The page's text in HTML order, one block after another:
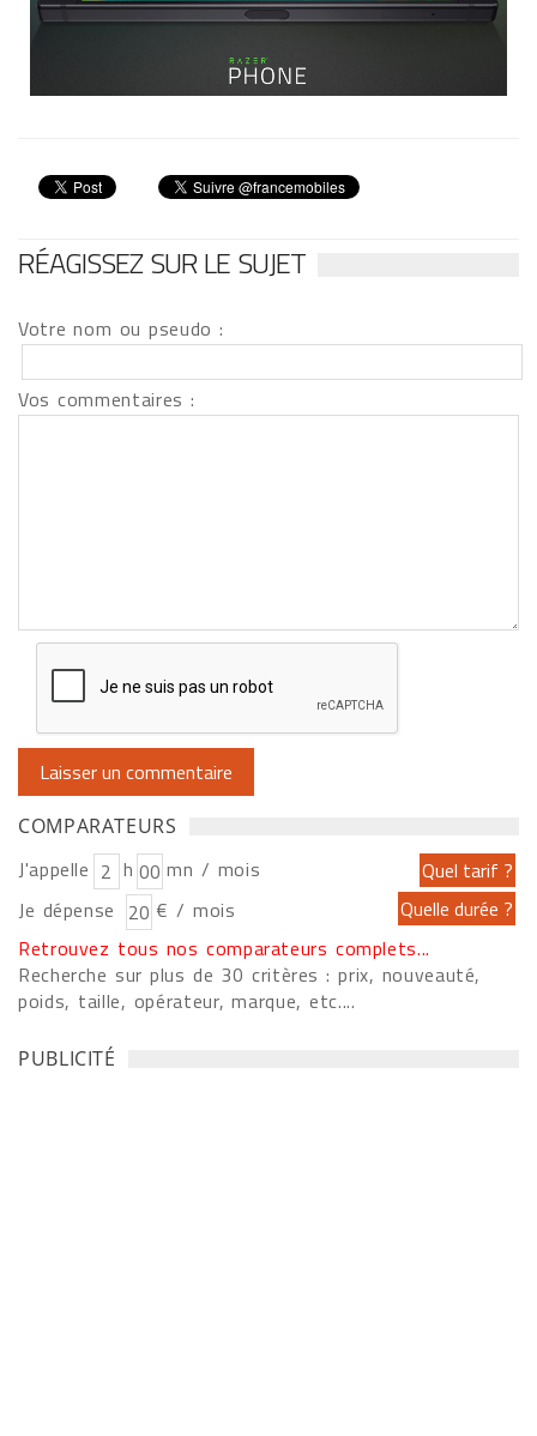
RÉAGISSEZ SUR LE SUJET
Votre nom ou pseudo :
Vos commentaires :
COMPARATEURS
J'appelle h
mn / mois
Je dépense
€ / mois
Retrouvez tous nos comparateurs complets...
Recherche sur plus de 30 critères : prix, nouveauté,
poids, taille, opérateur, marque, etc....
PUBLICITÉ